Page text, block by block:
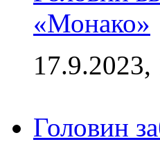
«Монако»
17.9.2023,
Головин